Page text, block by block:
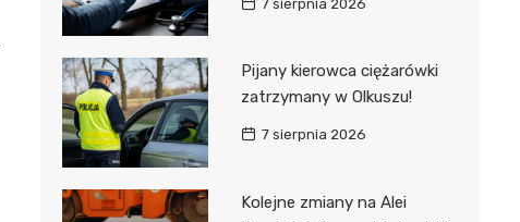
7 sierpnia 2026
Pijany kierowca ciężarówki
zatrzymany w Olkuszu!
7 sierpnia 2026
Kolejne zmiany na Alei